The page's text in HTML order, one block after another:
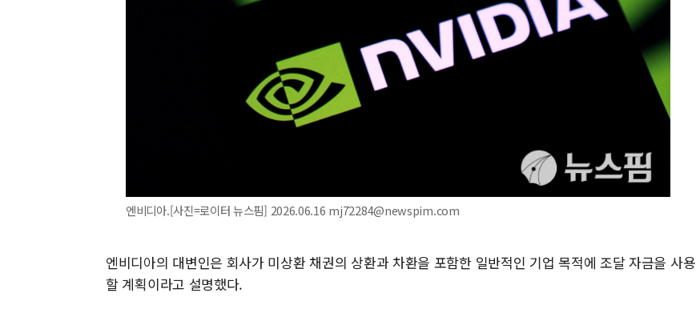
엔비디아.[사진=로이터 뉴스핌] 2026.06.16 mj72284@newspim.com
엔비디아의 대변인은 회사가 미상환 채권의 상환과 차환을 포함한 일반적인 기업 목적에 조달 자금을 사용
할 계획이라고 설명했다.